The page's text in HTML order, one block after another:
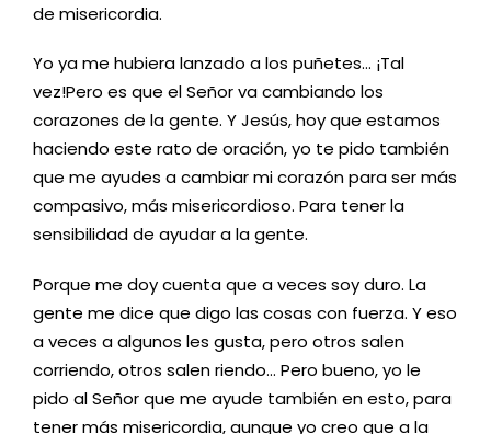
de misericordia.
Yo ya me hubiera lanzado a los puñetes… ¡Tal
vez!Pero es que el Señor va cambiando los
corazones de la gente. Y Jesús, hoy que estamos
haciendo este rato de oración, yo te pido también
que me ayudes a cambiar mi corazón para ser más
compasivo, más misericordioso. Para tener la
sensibilidad de ayudar a la gente.
Porque me doy cuenta que a veces soy duro. La
gente me dice que digo las cosas con fuerza. Y eso
a veces a algunos les gusta, pero otros salen
corriendo, otros salen riendo… Pero bueno, yo le
pido al Señor que me ayude también en esto, para
tener más misericordia, aunque yo creo que a la